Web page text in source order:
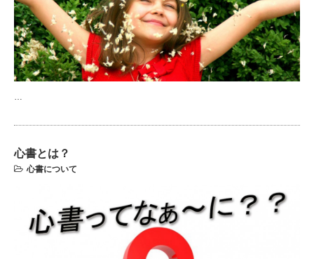
心書とは？
心書について